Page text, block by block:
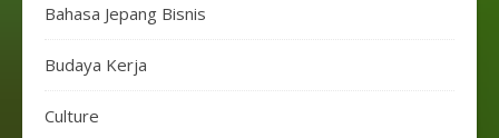
Bahasa Jepang Bisnis
Budaya Kerja
Culture